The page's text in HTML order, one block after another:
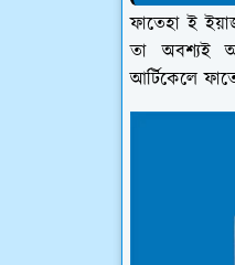
ফাতেহা ই
তা অবশ্যই
আর্টিকেলে